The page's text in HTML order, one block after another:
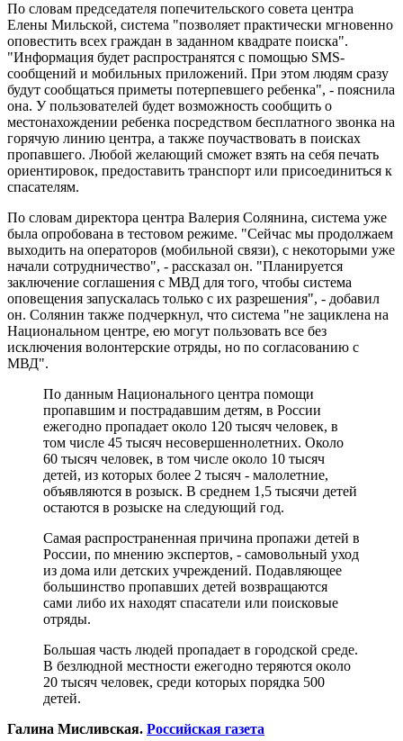
По словам председателя попечительского совета центра
Елены Мильской, система "позволяет практически мгновенно
оповестить всех граждан в заданном квадрате поиска".
"Информация будет распространятся с помощью SMS-
сообщений и мобильных приложений. При этом людям сразу
будут сообщаться приметы потерпевшего ребенка", - пояснила
она. У пользователей будет возможность сообщить о
местонахождении ребенка посредством бесплатного звонка на
горячую линию центра, а также поучаствовать в поисках
пропавшего. Любой желающий сможет взять на себя печать
ориентировок, предоставить транспорт или присоединиться к
спасателям.
По словам директора центра Валерия Солянина, система уже
была опробована в тестовом режиме. "Сейчас мы продолжаем
выходить на операторов (мобильной связи), с некоторыми уже
начали сотрудничество", - рассказал он. "Планируется
заключение соглашения с МВД для того, чтобы система
оповещения запускалась только с их разрешения", - добавил
он. Солянин также подчеркнул, что система "не зациклена на
Национальном центре, ею могут пользовать все без
исключения волонтерские отряды, но по согласованию с
МВД".
По данным Национального центра помощи
пропавшим и пострадавшим детям, в России
ежегодно пропадает около 120 тысяч человек, в
том числе 45 тысяч несовершеннолетних. Около
60 тысяч человек, в том числе около 10 тысяч
детей, из которых более 2 тысяч - малолетние,
объявляются в розыск. В среднем 1,5 тысячи детей
остаются в розыске на следующий год.
Самая распространенная причина пропажи детей в
России, по мнению экспертов, - самовольный уход
из дома или детских учреждений. Подавляющее
большинство пропавших детей возвращаются
сами либо их находят спасатели или поисковые
отряды.
Большая часть людей пропадает в городской среде.
В безлюдной местности ежегодно теряются около
20 тысяч человек, среди которых порядка 500
детей.
Галина Мисливская. Российская газета